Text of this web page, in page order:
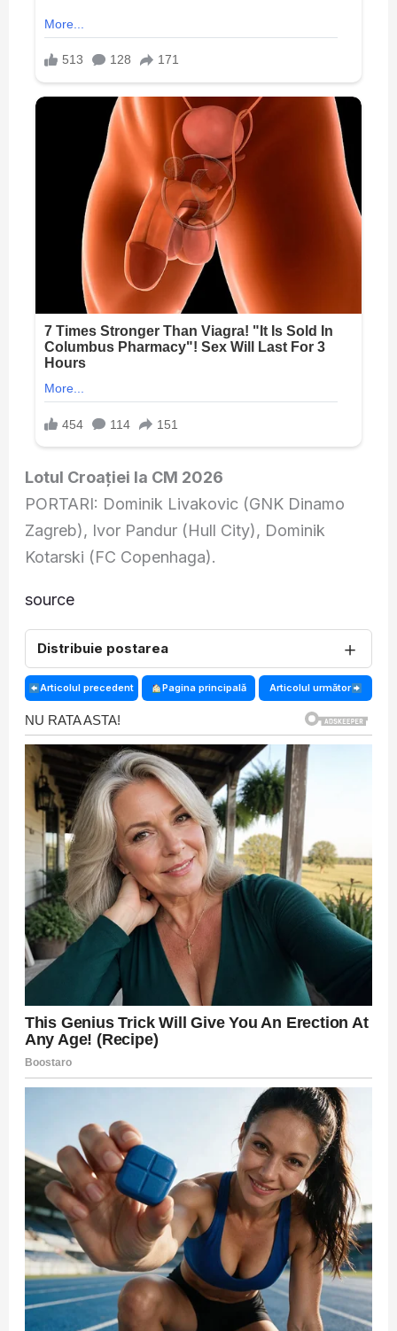
Lotul Croației la CM 2026
PORTARI: Dominik Livakovic (GNK Dinamo
Zagreb), Ivor Pandur (Hull City), Dominik
Kotarski (FC Copenhaga).
source
Distribuie postarea ＋
Articolul precedent Pagina principală Articolul următor